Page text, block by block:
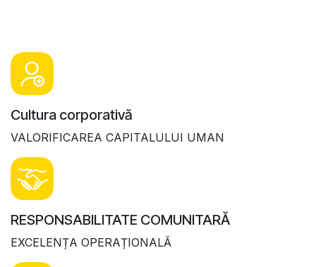
Cultura corporativă
VALORIFICAREA CAPITALULUI UMAN
RESPONSABILITATE COMUNITARĂ
EXCELENȚA OPERAȚIONALĂ